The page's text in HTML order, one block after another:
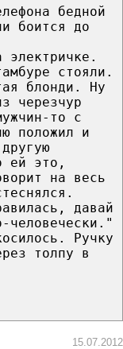
бедной
боится до
стояли.
блонди. Ну
черезчур
то с
положил и
ей это,
на весь
давай
человечески."
Ручку
толпу в
15.07.2012